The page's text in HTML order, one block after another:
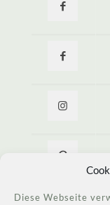
Diese Webseite